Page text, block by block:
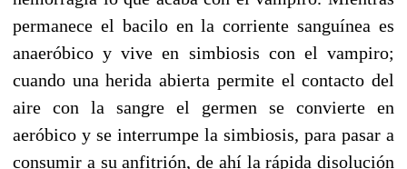
permanece el bacilo en la corriente sanguínea es
anaeróbico y vive en simbiosis con el vampiro;
cuando una herida abierta permite el contacto del
aire con la sangre el germen se convierte en
aeróbico y se interrumpe la simbiosis, para pasar a
consumir a su anfitrión, de ahí la rápida disolución